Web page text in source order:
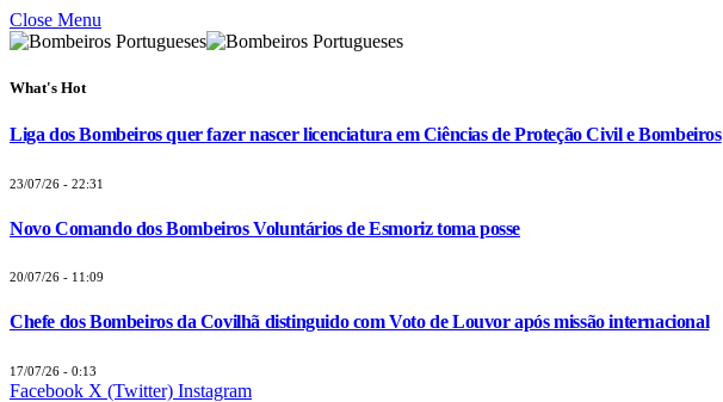
Close Menu
What's Hot
Liga dos Bombeiros quer fazer nascer licenciatura em Ciências de Proteção Civil e Bombeiros
23/07/26 - 22:31
Novo Comando dos Bombeiros Voluntários de Esmoriz toma posse
20/07/26 - 11:09
Chefe dos Bombeiros da Covilhã distinguido com Voto de Louvor após missão internacional
17/07/26 - 0:13
Facebook X (Twitter) Instagram